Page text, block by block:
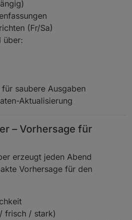
(Fr/Sa)
über:
saubere Ausgaben
Aktualisierung
– Vorhersage für
erzeugt jeden Abend
Vorhersage für den
frisch / stark)